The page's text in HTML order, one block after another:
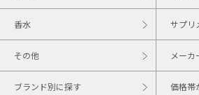
香水 サプリ
その他 メー
ブランド別に探す 価格帯